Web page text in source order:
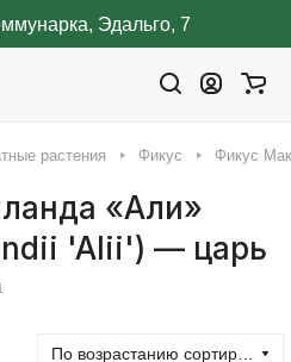
Эдальго, 7
растения Фикус Фикус
«Али»
'Alii') — царь